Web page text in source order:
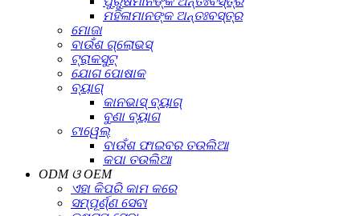
ମହିଳାମାନଙ୍କ ଅନ୍ତଃବସ୍ତ୍ର
ମୋଜା
ବାଉଁଶ ଗ୍ଲୋଭସ୍
ଟ୍ରାକସୁଟ୍
ଯୋଗ ପୋଷାକ
ବ୍ୟାଗ୍
କାନଭାସ୍ ବ୍ୟାଗ୍
ବୁଣା ବ୍ୟାଗ
ଟାୱେଲ୍
ବାଉଁଶ ଫାଇବର ତଉଲିଆ
କପା ତଉଲିଆ
ODM ଓ OEM
ଏହା କିପରି କାମ କରେ
ସମ୍ପୂର୍ଣ୍ଣ ସେବା